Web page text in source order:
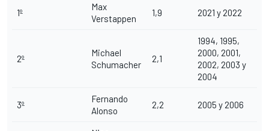
1º
Max
Verstappen
1,9 2021 y 2022
2º
Michael
Schumacher
2,1
1994, 1995,
2000, 2001,
2002, 2003 y
2004
3º
Fernando
Alonso
2,2 2005 y 2006